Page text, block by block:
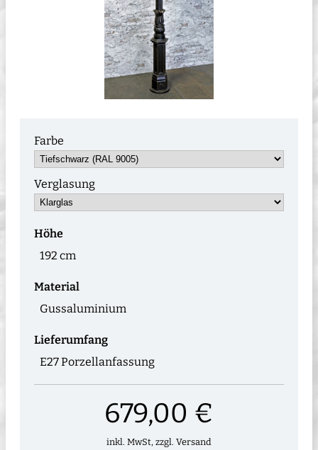
Farbe
Verglasung
Höhe
192 cm
Material
Gussaluminium
Lieferumfang
E27 Porzellanfassung
679,00 €
inkl. MwSt, zzgl. Versand